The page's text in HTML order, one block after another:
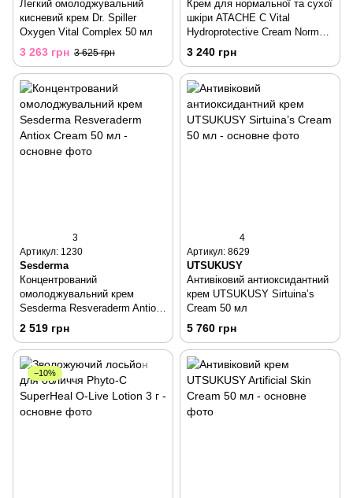
Легкий омолоджувальний
кисневий крем Dr. Spiller
Oxygen Vital Complex 50 мл
3 263 грн 3 625 грн
Крем для нормальної та сухої
шкіри ATACHE C Vital
Hydroprotective Cream Normal
& Dry Skin 50 мл
3 240 грн
3
Артикул: 1230
Sesderma
Концентрований
омолоджувальний крем
Sesderma Resveraderm Antiox
Cream 50 мл
2 519 грн
4
Артикул: 8629
UTSUKUSY
Антивіковий антиоксидантний
крем UTSUKUSY Sirtuina’s
Cream 50 мл
5 760 грн
−10%